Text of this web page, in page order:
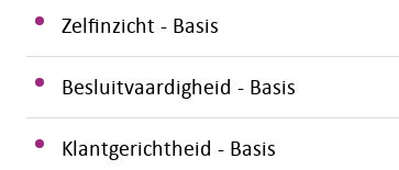
Zelfinzicht - Basis
Besluitvaardigheid - Basis
Klantgerichtheid - Basis